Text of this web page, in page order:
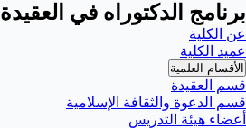
برنامج الدكتوراه في العقيدة
عن الكلية
عميد الكلية
الأقسام العلمية
قسم العقيدة
قسم الدعوة والثقافة الإسلامية
أعضاء هيئة التدريس